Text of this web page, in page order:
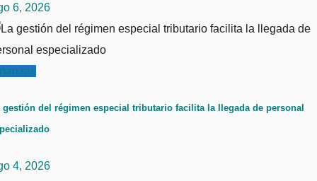
6, 2026
gestión del régimen especial tributario facilita la llegada de personal
4, 2026